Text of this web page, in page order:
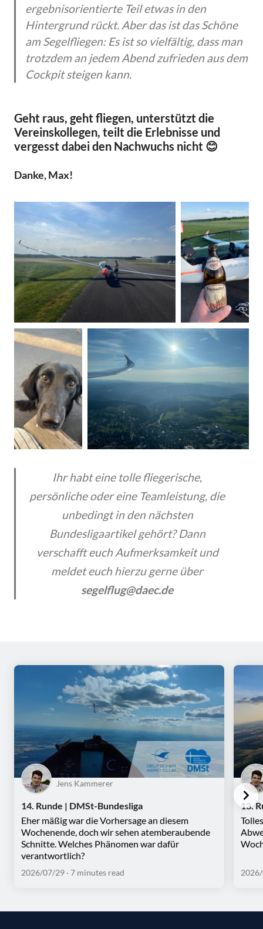
ergebnisorientierte Teil etwas in den
Hintergrund rückt. Aber das ist das Schöne
am Segelfliegen: Es ist so vielfältig, dass man
trotzdem an jedem Abend zufrieden aus dem
Cockpit steigen kann.
Geht raus, geht fliegen, unterstützt die
Vereinskollegen, teilt die Erlebnisse und
vergesst dabei den Nachwuchs nicht 😊
Danke, Max!
Ihr habt eine tolle fliegerische,
persönliche oder eine Teamleistung, die
unbedingt in den nächsten
Bundesligaartikel gehört? Dann
verschafft euch Aufmerksamkeit und
meldet euch hierzu gerne über
segelflug@daec.de
Jens Kammerer
14. Runde | DMSt-Bundesliga
Eher mäßig war die Vorhersage an diesem
Wochenende, doch wir sehen atemberaubende
Schnitte. Welches Phänomen war dafür
verantwortlich?
2026/07/29 · 7 minutes read
13.